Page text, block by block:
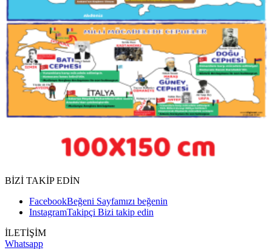
BİZİ TAKİP EDİN
FacebookBeğeni Sayfamızı beğenin
InstagramTakipçi Bizi takip edin
İLETİŞİM
Whatsapp